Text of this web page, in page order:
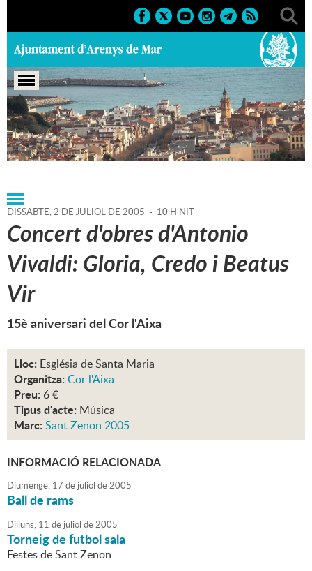
Portada > Agenda > 02-07-
2005 > Marcs > Festes > 2005 > Sant Zenon 2005
DISSABTE,2 DE JULIOL DE 2005 - 10 H NIT
Concert d'obres d'Antonio
Vivaldi: Gloria, Credo i Beatus
Vir
15è aniversari del Cor l'Aixa
Lloc: Església de Santa Maria
Organitza: Cor l'Aixa
Preu: 6 €
Tipus d'acte: Música
Marc: Sant Zenon 2005
INFORMACIÓ RELACIONADA
Diumenge, 17 de juliol de2005
Ball de rams
Dilluns, 11 de juliol de2005
Torneig de futbol sala
Festes de Sant Zenon